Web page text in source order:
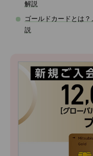
解説
ゴールドカードとは
説